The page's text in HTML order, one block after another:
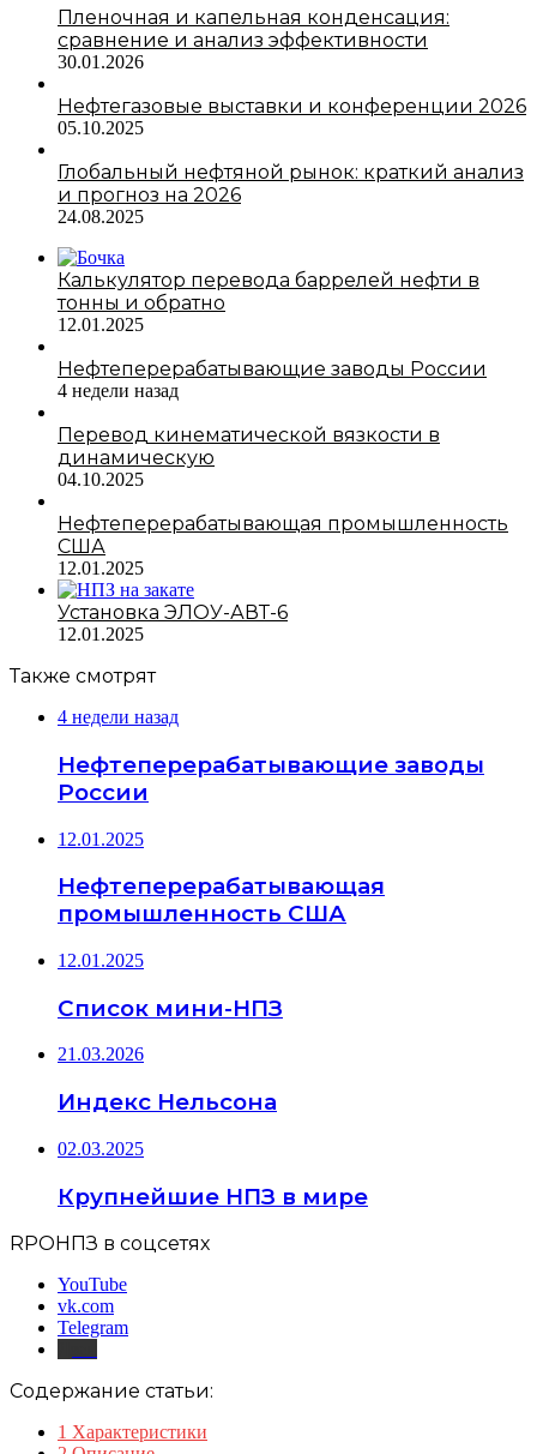
Пленочная и капельная конденсация:
сравнение и анализ эффективности
30.01.2026
Нефтегазовые выставки и конференции 2026
05.10.2025
Глобальный нефтяной рынок: краткий анализ
и прогноз на 2026
24.08.2025
Калькулятор перевода баррелей нефти в
тонны и обратно
12.01.2025
Нефтеперерабатывающие заводы России
4 недели назад
Перевод кинематической вязкости в
динамическую
04.10.2025
Нефтеперерабатывающая промышленность
США
12.01.2025
Установка ЭЛОУ-АВТ-6
12.01.2025
Также смотрят
4 недели назад
Нефтеперерабатывающие заводы
России
12.01.2025
Нефтеперерабатывающая
промышленность США
12.01.2025
Список мини-НПЗ
21.03.2026
Индекс Нельсона
02.03.2025
Крупнейшие НПЗ в мире
RPOНПЗ в соцсетях
YouTube
vk.com
Telegram
Содержание статьи:
1 Характеристики